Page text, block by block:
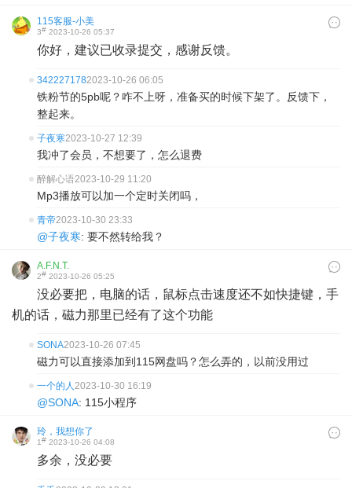
115客服-小美
3# 2023-10-26 05:37
你好，建议已收录提交，感谢反馈。
3422271782023-10-26 06:05
铁粉节的5pb呢？咋不上呀，准备买的时候下架了。反馈下，
整起来。
子夜寒2023-10-27 12:39
我冲了会员，不想要了，怎么退费
醉解心语2023-10-29 11:20
Mp3播放可以加一个定时关闭吗，
青帝2023-10-30 23:33
@子夜寒: 要不然转给我？
A.F.N.T.
2# 2023-10-26 05:25
没必要把，电脑的话，鼠标点击速度还不如快捷键，手
机的话，磁力那里已经有了这个功能
SONA2023-10-26 07:45
磁力可以直接添加到115网盘吗？怎么弄的，以前没用过
一个的人2023-10-30 16:19
@SONA: 115小程序
玲，我想你了
1# 2023-10-26 04:08
多余，没必要